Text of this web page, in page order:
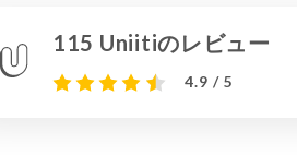
115 Uniitiのレビュー
4.9 / 5